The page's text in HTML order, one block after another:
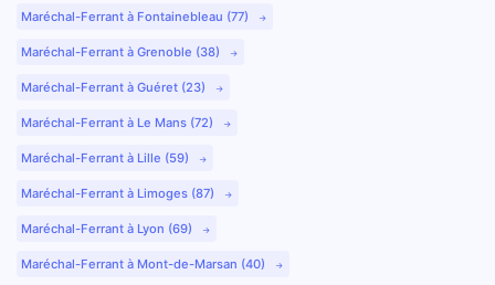
Maréchal-Ferrant à Fontainebleau (77)
Maréchal-Ferrant à Grenoble (38)
Maréchal-Ferrant à Guéret (23)
Maréchal-Ferrant à Le Mans (72)
Maréchal-Ferrant à Lille (59)
Maréchal-Ferrant à Limoges (87)
Maréchal-Ferrant à Lyon (69)
Maréchal-Ferrant à Mont-de-Marsan (40)